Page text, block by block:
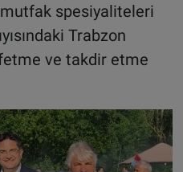
spesiyaliteleri
Trabzon
ve takdir etme